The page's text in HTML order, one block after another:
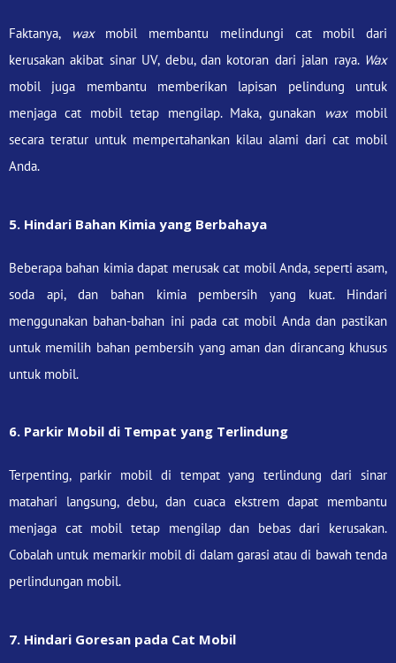
Faktanya, waxmobil membantu melindungi cat mobil dari
kerusakan akibat sinar UV, debu, dan kotoran dari jalan raya. Wax
mobil juga membantu memberikan lapisan pelindung untuk
menjaga cat mobil tetap mengilap. Maka, gunakan
waxmobil
secara teratur untuk mempertahankan kilau alami dari cat mobil
Anda.
5. Hindari Bahan Kimia yang Berbahaya
Beberapa bahan kimia dapat merusak cat mobil Anda, seperti asam,
soda api, dan bahan kimia pembersih yang kuat. Hindari
menggunakan bahan-bahan ini pada cat mobil Anda dan pastikan
untuk memilih bahan pembersih yang aman dan dirancang khusus
untuk mobil.
6. Parkir Mobil di Tempat yang Terlindung
Terpenting, parkir mobil di tempat yang terlindung dari sinar
matahari langsung, debu, dan cuaca ekstrem dapat membantu
menjaga cat mobil tetap mengilap dan bebas dari kerusakan.
Cobalah untuk memarkir mobil di dalam garasi atau di bawah tenda
perlindungan mobil.
7. Hindari Goresan pada Cat Mobil